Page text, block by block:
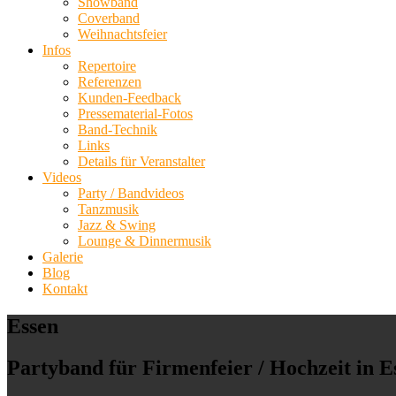
Coverband
Weihnachtsfeier
Infos
Repertoire
Referenzen
Kunden-Feedback
Pressematerial-Fotos
Band-Technik
Links
Details für Veranstalter
Videos
Party / Bandvideos
Tanzmusik
Jazz & Swing
Lounge & Dinnermusik
Galerie
Blog
Kontakt
Essen
Partyband für Firmenfeier / Hochzeit in